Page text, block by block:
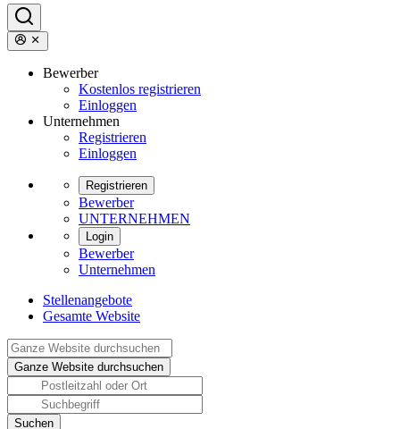
Bewerber
Kostenlos registrieren
Einloggen
Unternehmen
Registrieren
Einloggen
Registrieren
Bewerber
UNTERNEHMEN
Login
Bewerber
Unternehmen
Stellenangebote
Gesamte Website